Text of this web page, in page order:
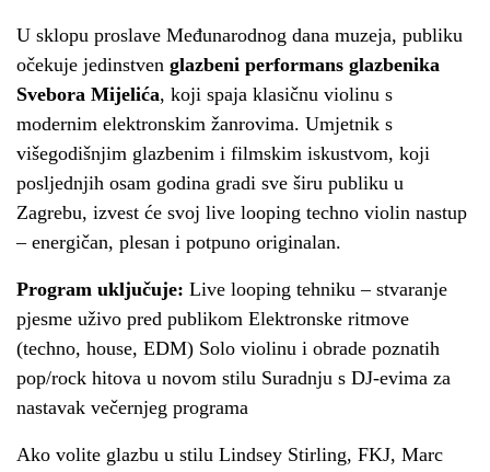
U sklopu proslave Međunarodnog dana muzeja, publiku
očekuje jedinstven glazbeni performans glazbenika
Svebora Mijelića, koji spaja klasičnu violinu s
modernim elektronskim žanrovima. Umjetnik s
višegodišnjim glazbenim i filmskim iskustvom, koji
posljednjih osam godina gradi sve širu publiku u
Zagrebu, izvest će svoj live looping techno violin nastup
– energičan, plesan i potpuno originalan.
Program uključuje: Live looping tehniku – stvaranje
pjesme uživo pred publikom Elektronske ritmove
(techno, house, EDM) Solo violinu i obrade poznatih
pop/rock hitova u novom stilu Suradnju s DJ-evima za
nastavak večernjeg programa
Ako volite glazbu u stilu Lindsey Stirling, FKJ, Marc